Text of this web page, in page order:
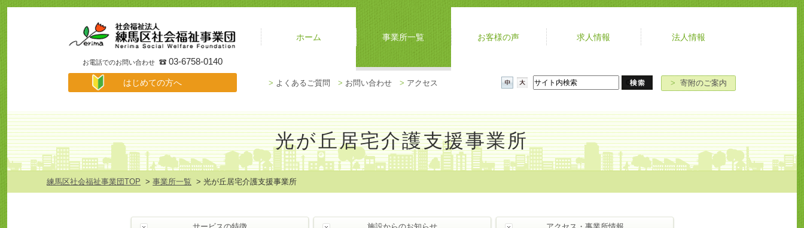
お電話でのお問い合わせ 03-6758-0140
の
方
へ
メ
ニ
ュ
ー
ホーム 事業所一覧 お客様の声 求人情報 法人情報
質
問
せ
内
ー
を
閉
じ
る
はじめての方へ > よくあるご質問 > お問い合わせ > アクセス > 寄附のご案内
光が丘居宅介護支援事業所
練馬区社会福祉事業団TOP >事業所一覧 > 光が丘居宅介護支援事業所